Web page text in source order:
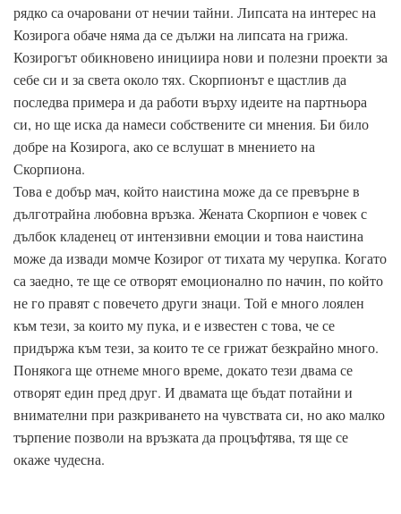
рядко са очаровани от нечии тайни. Липсата на интерес на
Козирога обаче няма да се дължи на липсата на грижа.
Козирогът обикновено инициира нови и полезни проекти за
себе си и за света около тях. Скорпионът е щастлив да
последва примера и да работи върху идеите на партньора
си, но ще иска да намеси собствените си мнения. Би било
добре на Козирога, ако се вслушат в мнението на
Скорпиона.
Това е добър мач, който наистина може да се превърне в
дълготрайна любовна връзка. Жената Скорпион е човек с
дълбок кладенец от интензивни емоции и това наистина
може да извади момче Козирог от тихата му черупка. Когато
са заедно, те ще се отворят емоционално по начин, по който
не го правят с повечето други знаци. Той е много лоялен
към тези, за които му пука, и е известен с това, че се
придържа към тези, за които те се грижат безкрайно много.
Понякога ще отнеме много време, докато тези двама се
отворят един пред друг. И двамата ще бъдат потайни и
внимателни при разкриването на чувствата си, но ако малко
търпение позволи на връзката да процъфтява, тя ще се
окаже чудесна.